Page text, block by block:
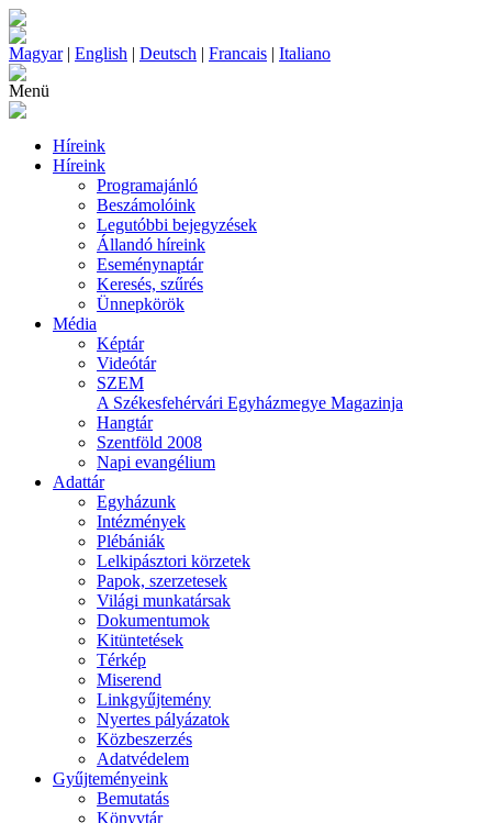
Magyar| English | Deutsch | Francais | Italiano
Menü
Híreink
Híreink
Programajánló
Beszámolóink
Legutóbbi bejegyzések
Állandó híreink
Eseménynaptár
Keresés, szűrés
Ünnepkörök
Média
Képtár
Videótár
SZEM
A Székesfehérvári Egyházmegye Magazinja
Hangtár
Szentföld 2008
Napi evangélium
Adattár
Egyházunk
Intézmények
Plébániák
Lelkipásztori körzetek
Papok, szerzetesek
Világi munkatársak
Dokumentumok
Kitüntetések
Térkép
Miserend
Linkgyűjtemény
Nyertes pályázatok
Közbeszerzés
Adatvédelem
Gyűjteményeink
Bemutatás
Könyvtár